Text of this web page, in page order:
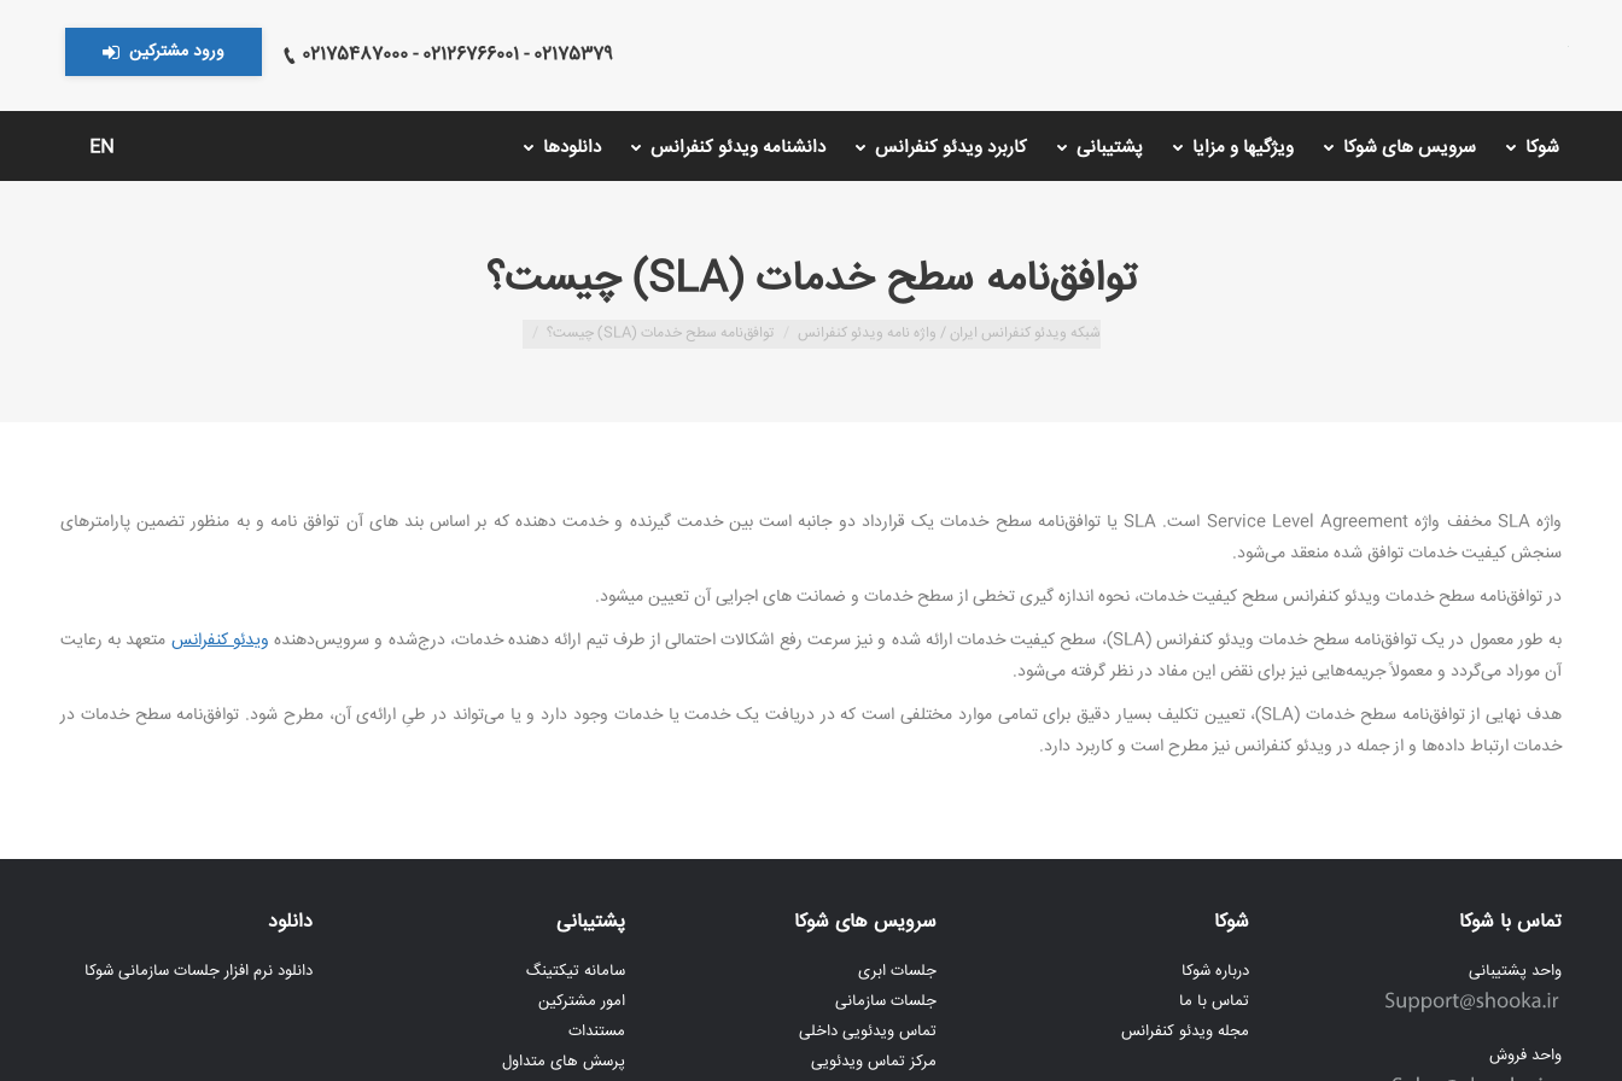
02175379 - 02126766001 - 02175487000 ورود مشترکین
شوکا سرویس های شوکا ویژگیها و مزایا پشتیبانی کاربرد ویدئو کنفرانس دانشنامه ویدئو کنفرانس دانلودها EN
توافق‌نامه سطح خدمات (SLA) چیست؟
شبکه ویدئو کنفرانس ایران / واژه نامه ویدئو کنفرانس توافق‌نامه سطح خدمات (SLA) چیست؟
واژه SLA مخفف واژه Service Level Agreement است. SLA یا توافق‌نامه سطح خدمات یک قرارداد دو جانبه است بین خدمت گیرنده و خدمت دهنده که بر اساس بند های آن توافق نامه و به منظور تضمین پارامترهای
سنجش کیفیت خدمات توافق شده منعقد می‌شود.
در توافق‌نامه سطح خدمات ویدئو کنفرانس سطح کیفیت خدمات، نحوه اندازه گیری تخطی از سطح خدمات و ضمانت های اجرایی آن تعیین میشود.
به‌ طور معمول در یک توافق‌نامه سطح خدمات ویدئو کنفرانس (SLA)، سطح کیفیت خدمات ارائه شده و نیز سرعت رفع اشکالات احتمالی از طرف تیم ارائه دهنده خدمات، درج‌شده و سرویس‌دهنده
ویدئو کنفرانس متعهد به رعایت
آن‌ موراد می‌گردد و معمولاً جریمه‌هایی نیز برای نقض این مفاد در نظر گرفته می‌شود.
هدف نهایی از توافق‌نامه سطح خدمات (SLA)، تعیین تکلیف بسیار دقیق برای تمامی موارد مختلفی است که در دریافت یک خدمت یا خدمات وجود دارد و یا می‌تواند در طیِ ارائه‌ی آن، مطرح شود. توافق‌نامه سطح خدمات در
خدمات ارتباط داده‌ها و از جمله در ویدئو کنفرانس نیز مطرح است و کاربرد دارد.
تماس با شوکا
واحد پشتیبانی
واحد فروش
شوکا
درباره شوکا
تماس با ما
مجله ویدئو کنفرانس
سرویس های شوکا
جلسات ابری
جلسات سازمانی
تماس ویدئویی داخلی
مرکز تماس ویدئویی
پشتیبانی
سامانه تیکتینگ
امور مشترکین
مستندات
پرسش های متداول
دانلود
دانلود نرم افزار جلسات سازمانی شوکا